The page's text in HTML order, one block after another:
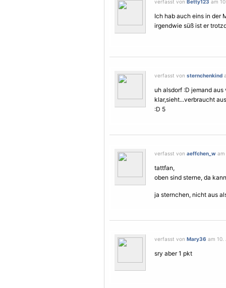
verfasst von Betty123 am
Ich hab auch eins in der
irgendwie süß ist er
verfasst von sternchenkind
uh alsdorf :D jemand
klar,sieht...verbraucht
:D 5
verfasst von aeffchen_w am
tattfan,
oben sind sterne, da
ja sternchen, nicht aus
verfasst von Mary36 am 10.
sry aber 1 pkt